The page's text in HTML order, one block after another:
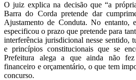
O juiz explica na decisão que “a
Barra do Corda pretende dar
Ajustamento de Conduta. No entanto,
especificou o prazo que pretende para
interferência jurisdicional nesse sentido,
e princípios constitucionais que se
Prefeitura alega a que ainda não
financeiro e orçamentário, o que tem
concurso.